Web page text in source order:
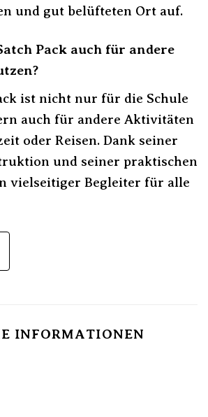
und gut belüfteten Ort auf.
Pack auch für andere
ist nicht nur für die Schule
auch für andere Aktivitäten
oder Reisen. Dank seiner
und seiner praktischen
vielseitiger Begleiter für alle
INFORMATIONEN